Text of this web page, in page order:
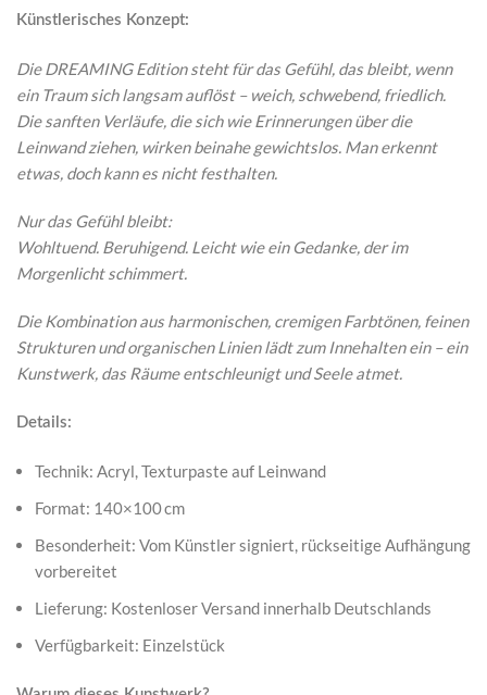
Künstlerisches Konzept:
Die DREAMING Edition steht für das Gefühl, das bleibt, wenn
ein Traum sich langsam auflöst – weich, schwebend, friedlich.
Die sanften Verläufe, die sich wie Erinnerungen über die
Leinwand ziehen, wirken beinahe gewichtslos. Man erkennt
etwas, doch kann es nicht festhalten.
Nur das Gefühl bleibt:
Wohltuend. Beruhigend. Leicht wie ein Gedanke, der im
Morgenlicht schimmert.
Die Kombination aus harmonischen, cremigen Farbtönen, feinen
Strukturen und organischen Linien lädt zum Innehalten ein – ein
Kunstwerk, das Räume entschleunigt und Seele atmet.
Details:
Technik: Acryl, Texturpaste auf Leinwand
Format: 140×100 cm
Besonderheit: Vom Künstler signiert, rückseitige Aufhängung
vorbereitet
Lieferung: Kostenloser Versand innerhalb Deutschlands
Verfügbarkeit: Einzelstück